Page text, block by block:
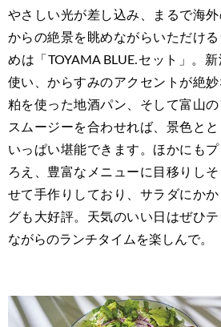
やさしい光が差し込み、まるで海
からの絶景を眺めながらいただけ
めは「TOYAMA BLUE.セット」。
使い、からすみのアクセントが絶
粕を使った地酒パン、そして富山
スムージーを合わせれば、景色と
いっぱい堪能できます。ほかにも
ろえ、豊富なメニューに目移りし
せて手作りしており、サラダにか
グも大好評。天気のいい日はぜひ
ながらのランチタイムを楽しんで。